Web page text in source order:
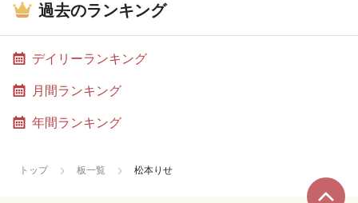
過去のランキング
デイリーランキング
月間ランキング
年間ランキング
トップ 板一覧 松本りせ